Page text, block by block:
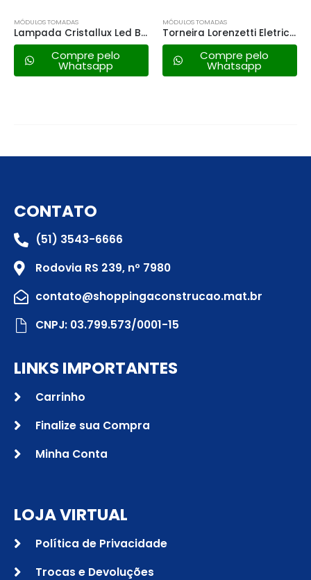
MÓDULOS TOMADAS
Lampada Cristallux Led Bulbo – 6w 6500k
Compre pelo
Whatsapp
MÓDULOS TOMADAS
Torneira Lorenzetti Eletrica Easy Mesa 4800w – 127v
Compre pelo
Whatsapp
CONTATO
(51) 3543-6666
Rodovia RS 239, nº 7980
contato@shoppingaconstrucao.mat.br
CNPJ: 03.799.573/0001-15
LINKS IMPORTANTES
Carrinho
Finalize sua Compra
Minha Conta
LOJA VIRTUAL
Política de Privacidade
Trocas e Devoluções